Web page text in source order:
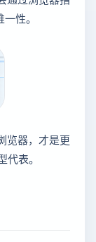
性。
览器，才是更
表。